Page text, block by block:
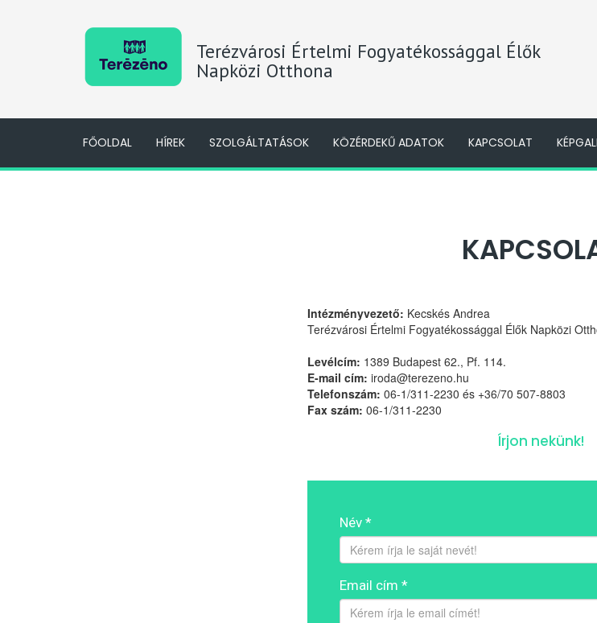
Terézvárosi Értelmi Fogyatékossággal Élők
Napközi Otthona
FŐOLDAL HÍREK SZOLGÁLTATÁSOK KÖZÉRDEKŰ ADATOK KAPCSOLAT
Intézményvezető: Kecskés Andrea
Terézvárosi Értelmi Fogyatékossággal Élők Napközi
Levélcím: 1389 Budapest 62., Pf. 114.
E-mail cím: iroda@terezeno.hu
Telefonszám: 06-1/311-2230 és +36/70 507-8803
Fax szám: 06-1/311-2230
Írjon nekünk!
Név *
Email cím *